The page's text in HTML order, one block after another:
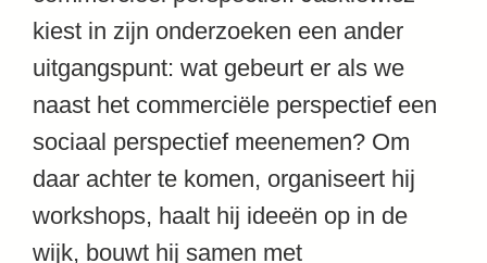
kiest in zijn onderzoeken een ander
uitgangspunt: wat gebeurt er als we
naast het commerciële perspectief een
sociaal perspectief meenemen? Om
daar achter te komen, organiseert hij
workshops, haalt hij ideeën op in de
wijk, bouwt hij samen met